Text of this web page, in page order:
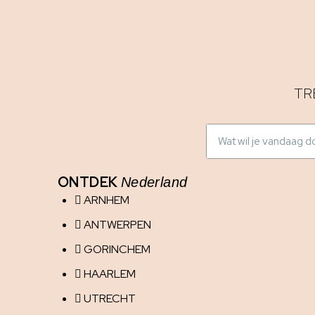
ONTDEK Nederland
ARNHEM
ANTWERPEN
GORINCHEM
HAARLEM
UTRECHT